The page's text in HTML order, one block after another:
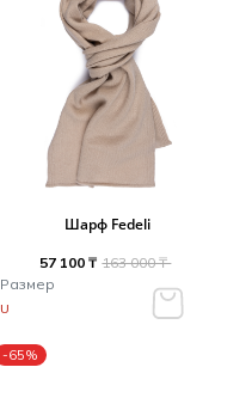
Шарф Fedeli
57 100 ₸ 163 000 ₸
Размер
U
-65%